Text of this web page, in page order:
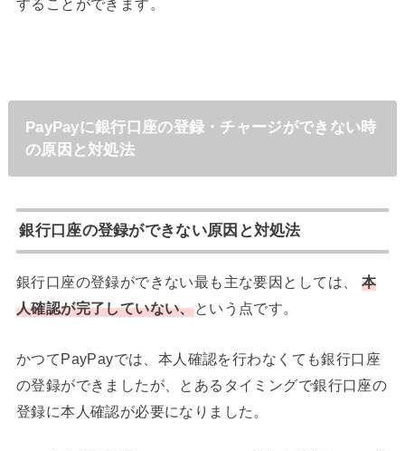
PayPayに銀行口座の登録・チャージができない時
の原因と対処法
銀行口座の登録ができない原因と対処法
銀行口座の登録ができない最も主な要因としては、 本
人確認が完了していない、という点です。
かつてPayPayでは、本人確認を行わなくても銀行口座
の登録ができましたが、とあるタイミングで銀行口座の
登録に本人確認が必要になりました。